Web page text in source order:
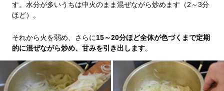
す。水分が多いうちは中火のまま混ぜながら炒めます（2～3分
ほど）。
それから火を弱め、さらに15～20分ほど全体が色づくまで定期
的に混ぜながら炒め、甘みを引き出します。